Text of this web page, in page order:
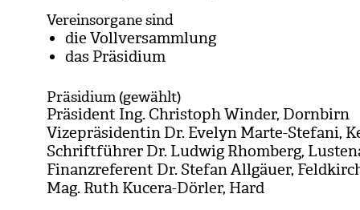
Vereinsorgane sind
die Voll­ver­samm­lung
das Prä­si­dium
Präsidium (gewählt)
Prä­si­dent Ing. Chris­toph Win­der, Dorn­birn
Vize­prä­si­den­tin Dr. Eve­lyn Marte-Ste­fani,
Schrift­füh­rer Dr. Lud­wig Rhom­berg,
Finanz­re­fe­rent Dr. Ste­fan All­gäuer,
Mag. Ruth Kucera-Dör­ler, Hard